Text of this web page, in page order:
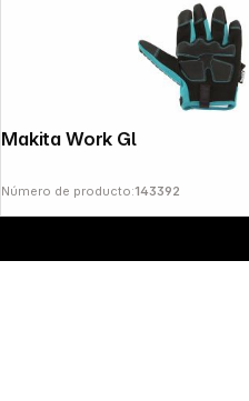
Número de producto:143392
Copyright © 2000 - 2026